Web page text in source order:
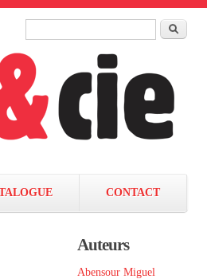
Rechercher
CONTACT
Auteurs
Abensour Miguel